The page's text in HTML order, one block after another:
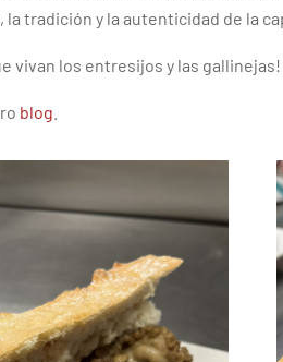
tradición y la autenticidad de la
vivan los entresijos y las gallinejas!
blog